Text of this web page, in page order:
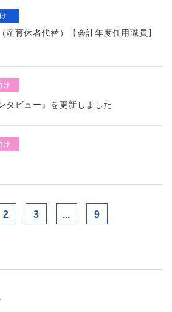
産育休者代替）【会計年度任用職員】
け
タビュー』を更新しました
け
2 3 ... 9